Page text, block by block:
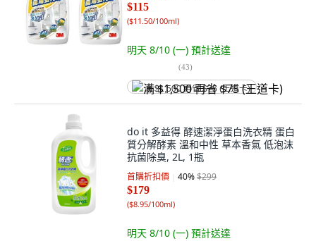
$115
($11.50/100ml)
明天 8/10 (一) 預計送達
(43)
满 $1,500 再省 $75 (王道卡)
do it 多益得 酵速潔淨蛋白洗衣精 蛋白
質分解酵素 溫和中性 草本香氣 低泡沫
抗菌除臭, 2L, 1瓶
首購折扣價 40%$299
$179
($8.95/100ml)
明天 8/10 (一) 預計送達